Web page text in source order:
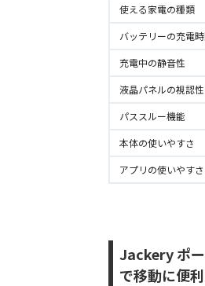
使える家電の種類
バッテリーの充電
充電中の静音性
液晶パネルの視認性
パススルー機能
本体の使いやすさ
アプリの使いやすさ
Jackery ポ
で移動に便利